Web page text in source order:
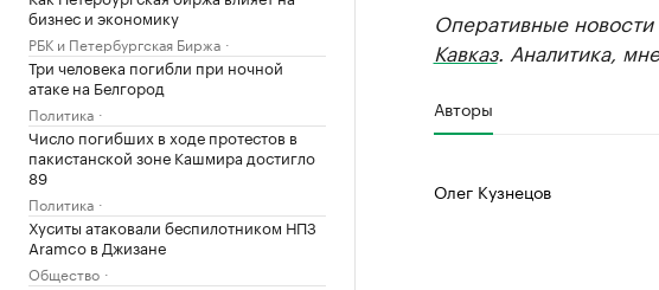
бизнес и экономику
РБК и Петербургская Биржа
Три человека погибли при ночной
атаке на Белгород
Политика
Число погибших в ходе протестов в
пакистанской зоне Кашмира достигло
89
Политика
Хуситы атаковали беспилотником НПЗ
Aramco в Джизане
Общество
Оперативные
Кавказ. Аналитика,
Авторы
Олег Кузнецов